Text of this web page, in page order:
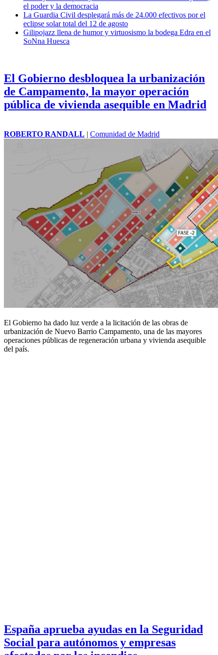
el poder y la democracia
La Guardia Civil desplegará más de 24.000 efectivos por el
eclipse solar total del 12 de agosto
Gilipojazz llena de humor y virtuosismo la bodega Edra en el
SoNna Huesca
El Gobierno desbloquea la urbanización
de Campamento, la mayor operación
pública de vivienda asequible en Madrid
ROBERTO RANDALL | Comunidad de Madrid
El Gobierno ha dado luz verde a la licitación de las obras de
urbanización de Nuevo Barrio Campamento, una de las mayores
operaciones públicas de regeneración urbana y vivienda asequible
del país.
España aprueba ayudas en la Seguridad
Social para autónomos y empresas